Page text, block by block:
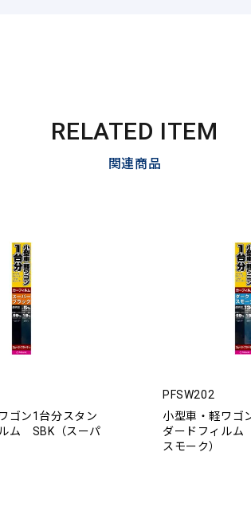
RELATED ITEM
関連商品
ゴン1台分スタン
ム SBK（スーパ
PFSW202
小型車・軽ワゴ
ダードフィルム
スモーク）